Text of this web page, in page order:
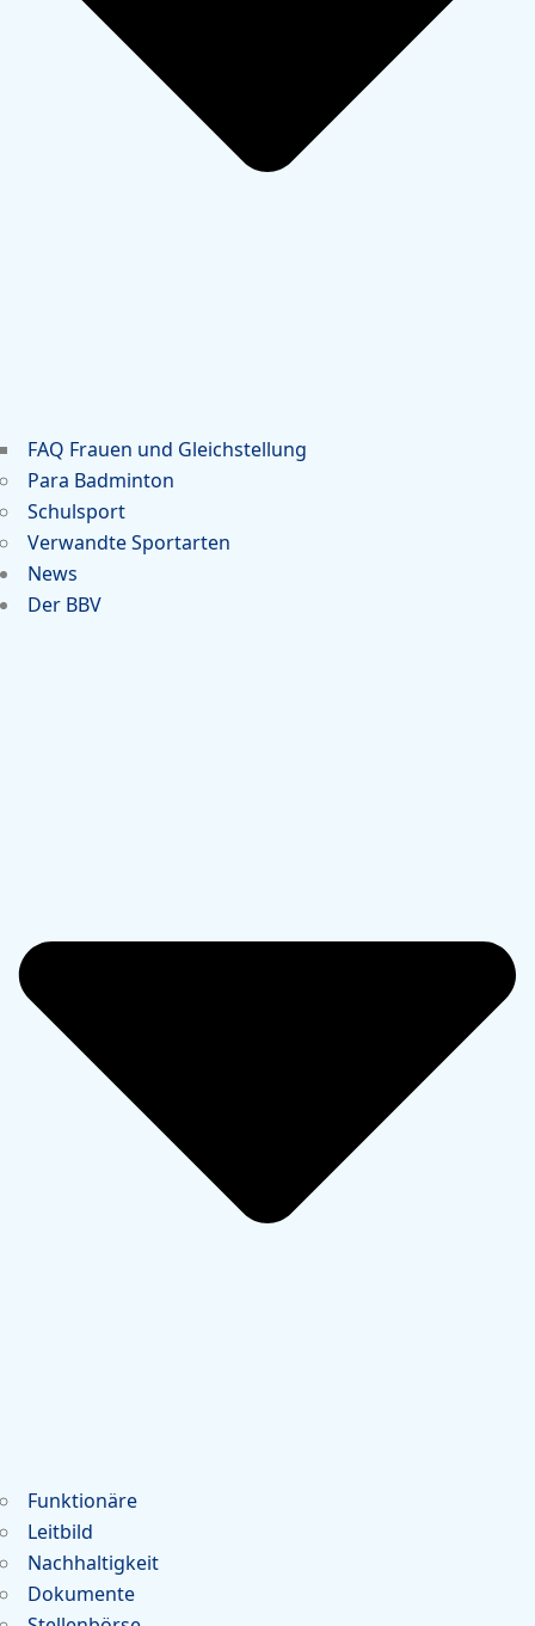
FAQ Frauen und Gleichstellung
Para Badminton
Schulsport
Verwandte Sportarten
News
Der BBV
Funktionäre
Leitbild
Nachhaltigkeit
Dokumente